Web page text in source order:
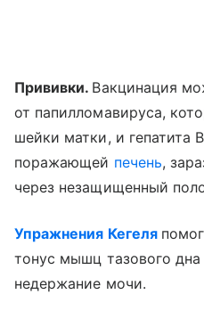
Прививки. Вакцинация
от папилломавируса,
шейки матки, и гепатита
поражающей печень,
через незащищенный
Упражнения Кегеля
тонус мышц тазового
недержание мочи.